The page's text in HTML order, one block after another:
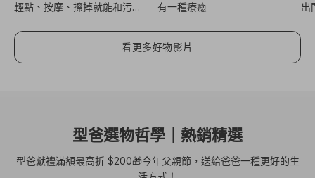
輕點、按摩、擦掉就能和污漬說掰掰 有一種療癒
看更多好物影片
型爸選物哲學｜熱銷精選
型爸獻禮滿額最高折 $200🎁今年父親節，送給爸爸一種更好的生